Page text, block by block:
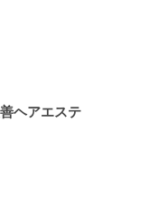
ヘアエステ